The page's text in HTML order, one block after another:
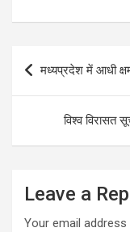
Post
navigation
मध्यप्रदेश में आधी
विश्व विरासत
Leave a
Your email